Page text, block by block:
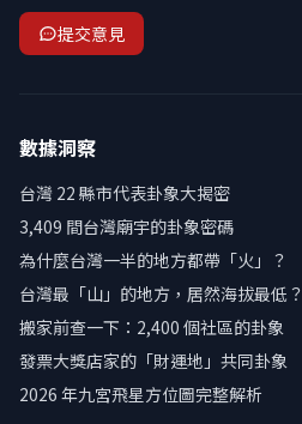
提交意見
數據洞察
台灣 22 縣市代表卦象大揭密
3,409 間台灣廟宇的卦象密碼
為什麼台灣一半的地方都帶「火」？
台灣最「山」的地方，居然海拔最低？
搬家前查一下：2,400 個社區的卦象
發票大獎店家的「財運地」共同卦象
2026 年九宮飛星方位圖完整解析